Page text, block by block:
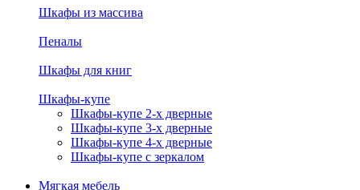
Шкафы из массива
Пеналы
Шкафы для книг
Шкафы-купе
Шкафы-купе 2-х дверные
Шкафы-купе 3-х дверные
Шкафы-купе 4-х дверные
Шкафы-купе с зеркалом
Мягкая мебель